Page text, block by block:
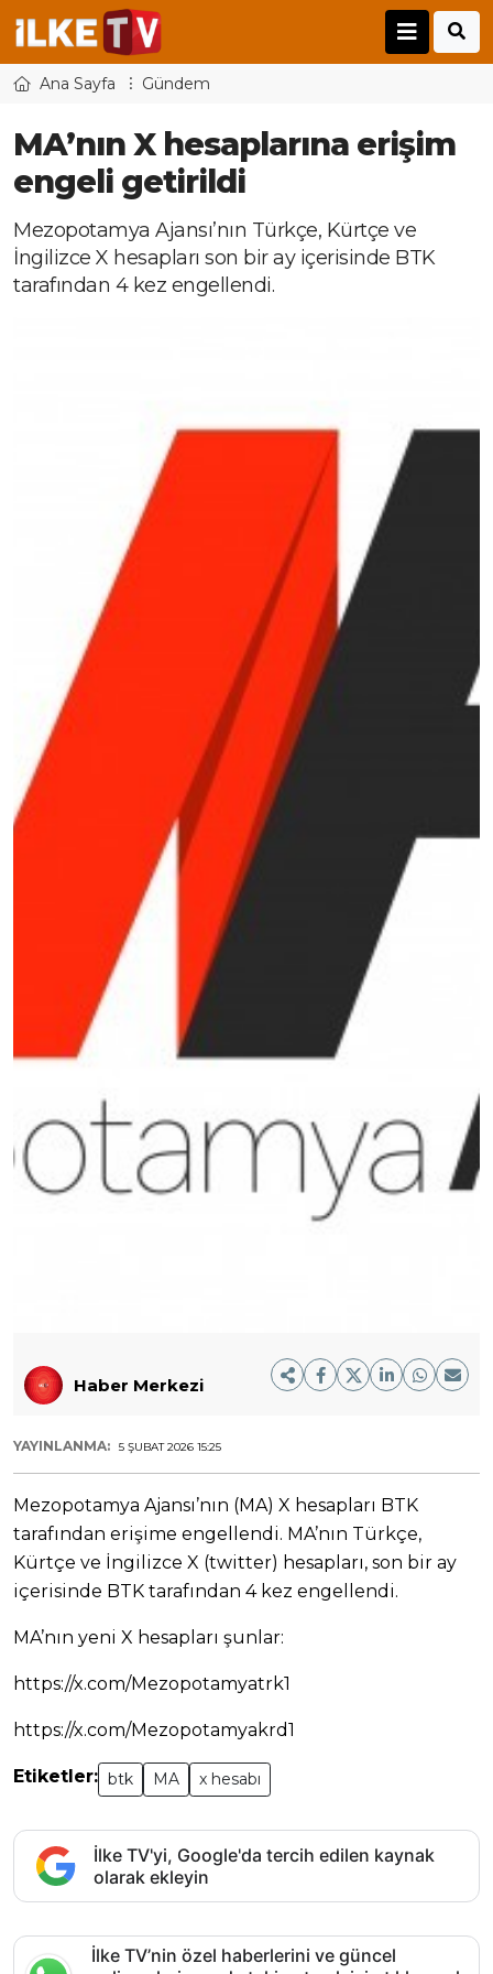
Ana Sayfa Gündem
MA’nın X hesaplarına erişim
engeli getirildi
Mezopotamya Ajansı’nın Türkçe, Kürtçe ve
İngilizce X hesapları son bir ay içerisinde BTK
tarafından 4 kez engellendi.
Haber Merkezi
YAYINLANMA: 5 ŞUBAT 2026 15:25
Mezopotamya Ajansı’nın (MA) X hesapları BTK
tarafından erişime engellendi. MA’nın Türkçe,
Kürtçe ve İngilizce X (twitter) hesapları, son bir ay
içerisinde BTK tarafından 4 kez engellendi.
MA’nın yeni X hesapları şunlar:
https://x.com/Mezopotamyatrk1
https://x.com/Mezopotamyakrd1
Etiketler: btk MA x hesabı
İlke TV'yi, Google'da tercih edilen kaynak
olarak ekleyin
İlke TV’nin özel haberlerini ve güncel